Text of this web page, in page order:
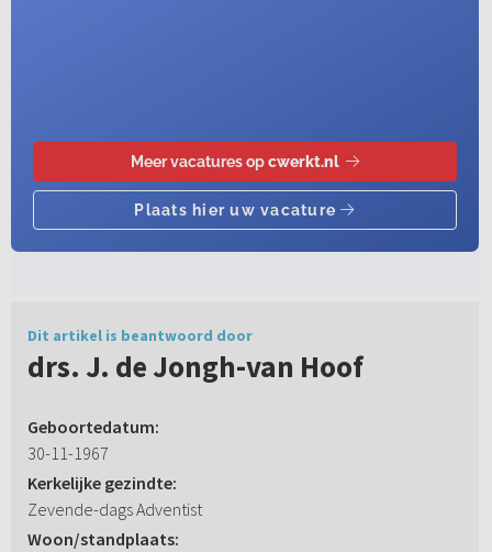
Dit artikel is beantwoord door
drs. J. de Jongh-van Hoof
Geboortedatum:
30-11-1967
Kerkelijke gezindte:
Zevende-dags Adventist
Woon/standplaats: